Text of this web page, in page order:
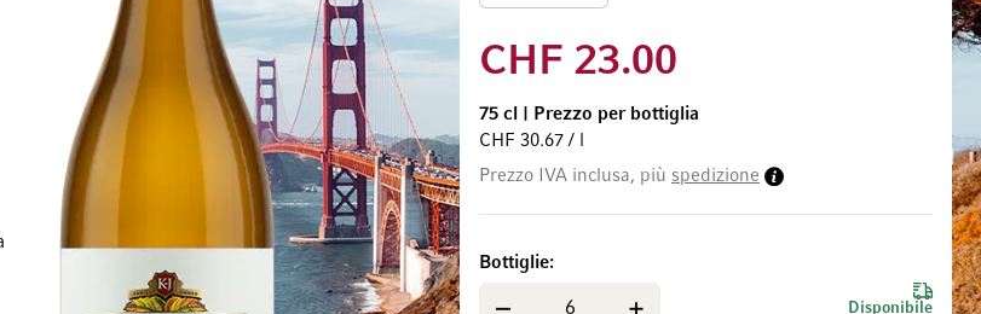
CHF 23.00
75 cl
Prezzo per bottiglia
CHF 30.67 / l
Prezzo IVA inclusa, più spedizione
Disponibile
Bottiglie
Vai alla fine della galleria di immaginiVai all'inizio della galleria di immagini